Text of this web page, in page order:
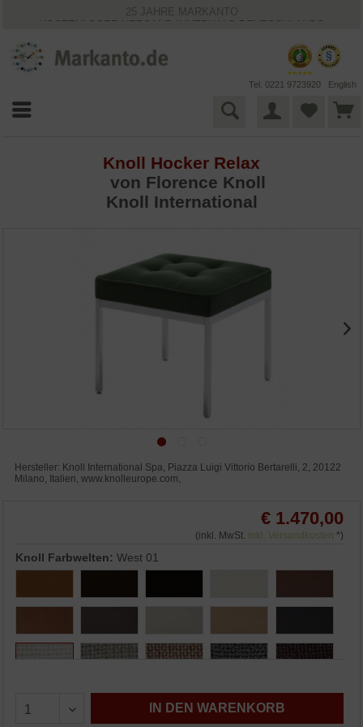
25 JAHRE MARKANTO
KOSTENLOSER VERSAND INNERHALB DEUTSCHLANDS
VIELFÄLTIGE ZAHLUNGSMÖGLICHKEITEN
BESTPRICE-GARANTIE
Tel. 0221 9723920 English
Knoll Hocker Relax
von Florence Knoll
Knoll International
Hersteller: Knoll International Spa, Piazza Luigi Vittorio Bertarelli, 2, 20122
Milano, Italien, www.knolleurope.com,
€ 1.470,00
(inkl. MwSt. inkl. Versandkosten *)
Knoll Farbwelten:West 01
IN DEN WARENKORB